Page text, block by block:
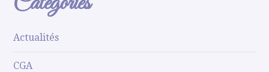
Actualités
CGA